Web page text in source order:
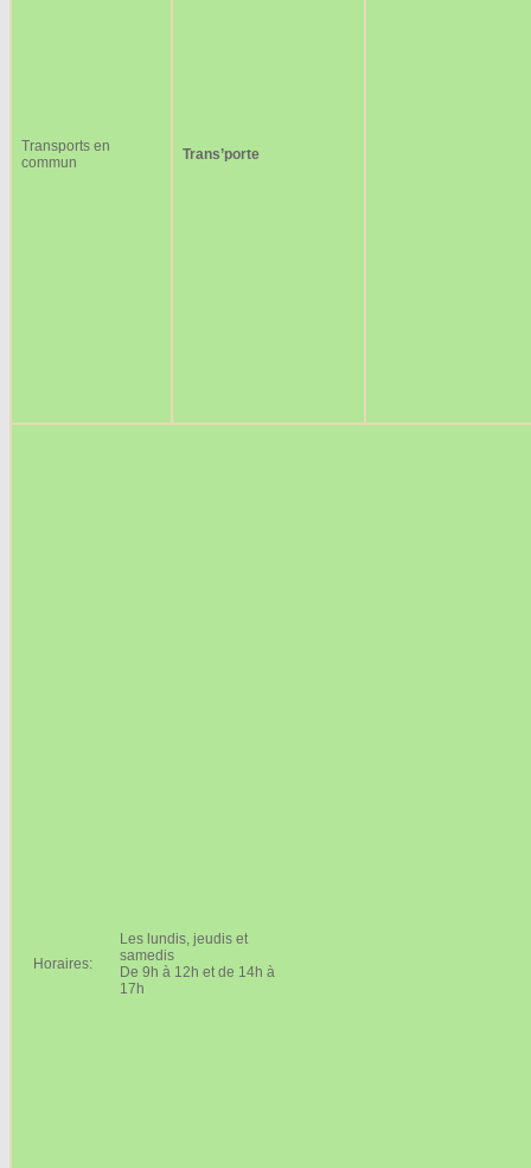
Transports en
commun
Trans’porte
Horaires:
Les lundis, jeudis et
samedis
De 9h à 12h et de 14h à
17h